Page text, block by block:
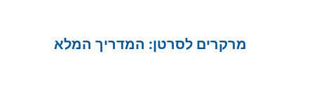
מרקרים לסרטן: המדריך המלא